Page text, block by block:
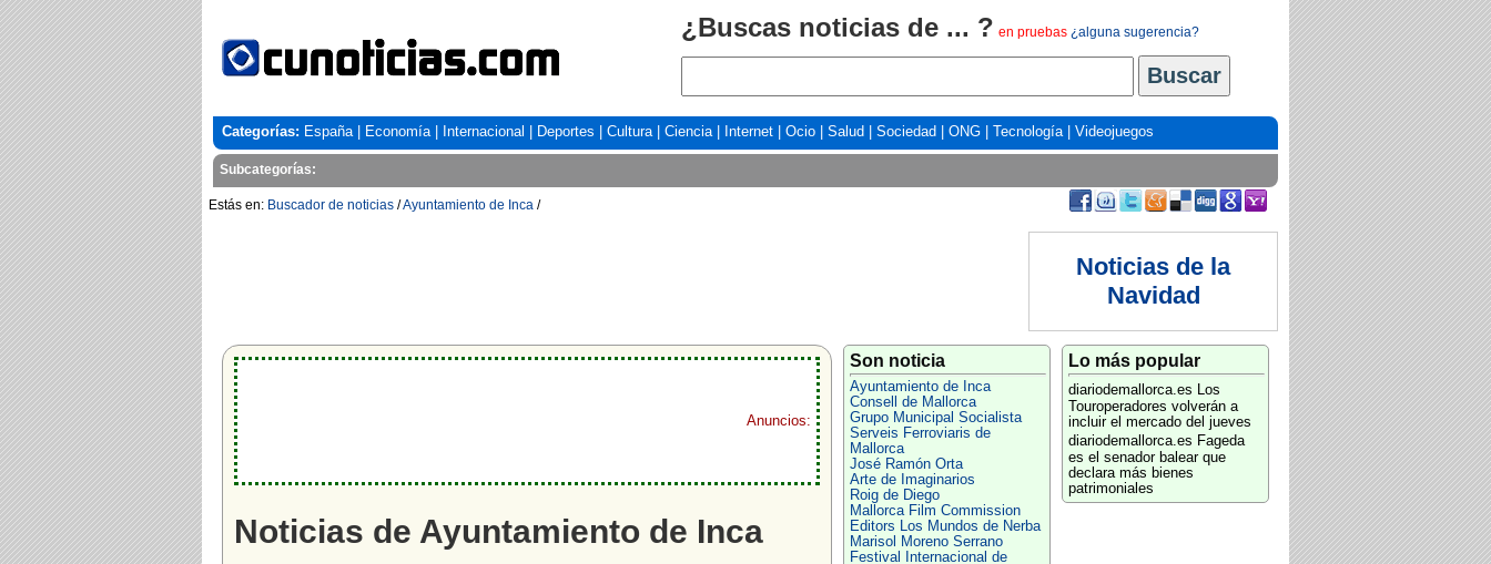
¿Buscas noticias de ... ? en pruebas ¿alguna sugerencia?
Categorías: España| Economía| Internacional Deportes Cultura| Ciencia| Internet Ocio Salud Sociedad ONG Tecnología| Videojuegos
Subcategorías:
Estás en: Buscador de noticias /Ayuntamiento de Inca /
Noticias de la
Navidad
Anuncios:
Noticias de Ayuntamiento de Inca
Son noticia
Ayuntamiento de Inca
Consell de Mallorca
Grupo Municipal Socialista
Serveis Ferroviaris de
Mallorca
José Ramón Orta
Arte de Imaginarios
Roig de Diego
Mallorca Film Commission
Editors Los Mundos de Nerba
Marisol Moreno Serrano
Festival Internacional de
Lo más popular
diariodemallorca.es Los
Touroperadores volverán a
incluir el mercado del jueves
diariodemallorca.es Fageda
es el senador balear que
declara más bienes
patrimoniales